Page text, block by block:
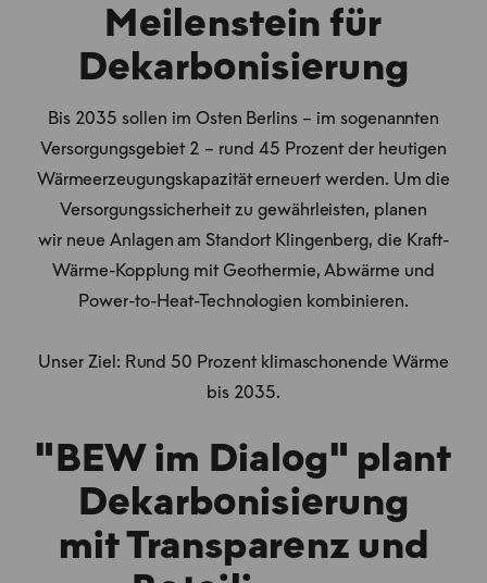
Meilenstein für
Dekarbonisierung
Bis 2035 sollen im Osten Berlins – im sogenannten
Versorgungsgebiet 2 – rund 45 Prozent der heutigen
Wärmeerzeugungskapazität erneuert werden. Um die
Versorgungssicherheit zu gewährleisten, planen
wir neue Anlagen am Standort Klingenberg, die Kraft-
Wärme-Kopplung mit Geothermie, Abwärme und
Power-to-Heat-Technologien kombinieren.
Unser Ziel: Rund 50 Prozent klimaschonende Wärme
bis 2035.
"BEW im Dialog" plant
Dekarbonisierung
mit Transparenz und